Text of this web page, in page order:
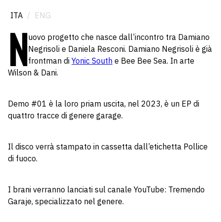
ITA / ENG
Nuovo progetto che nasce dall’incontro tra Damiano
Negrisoli e Daniela Resconi. Damiano Negrisoli è già
frontman di Yonic South e Bee Bee Sea. In arte
Wilson & Dani.
Demo #01 è la loro priam uscita, nel 2023, è un EP di
quattro tracce di genere garage.
Il disco verrà stampato in cassetta dall’etichetta Pollice
di fuoco.
I brani verranno lanciati sul canale YouTube: Tremendo
Garaje, specializzato nel genere.